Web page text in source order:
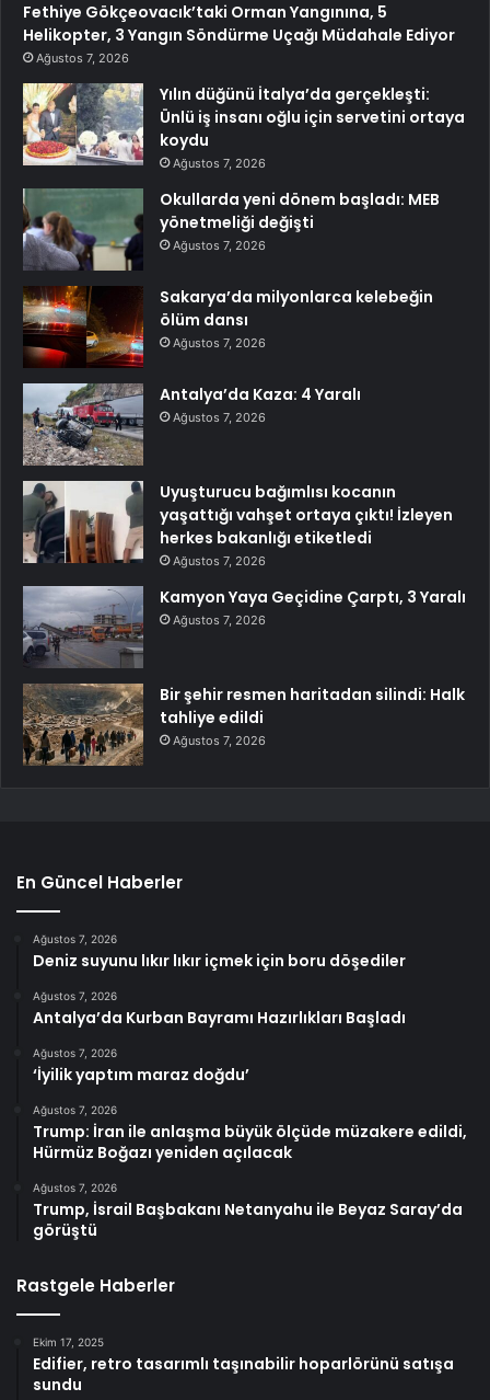
Fethiye Gökçeovacık’taki Orman Yangınına, 5
Helikopter, 3 Yangın Söndürme Uçağı Müdahale Ediyor
Ağustos 7, 2026
Yılın düğünü İtalya’da gerçekleşti:
Ünlü iş insanı oğlu için servetini ortaya
koydu
Ağustos 7, 2026
Okullarda yeni dönem başladı: MEB
yönetmeliği değişti
Ağustos 7, 2026
Sakarya’da milyonlarca kelebeğin
ölüm dansı
Ağustos 7, 2026
Antalya’da Kaza: 4 Yaralı
Ağustos 7, 2026
Uyuşturucu bağımlısı kocanın
yaşattığı vahşet ortaya çıktı! İzleyen
herkes bakanlığı etiketledi
Ağustos 7, 2026
Kamyon Yaya Geçidine Çarptı, 3 Yaralı
Ağustos 7, 2026
Bir şehir resmen haritadan silindi: Halk
tahliye edildi
Ağustos 7, 2026
En Güncel Haberler
Ağustos 7, 2026
Deniz suyunu lıkır lıkır içmek için boru döşediler
Ağustos 7, 2026
Antalya’da Kurban Bayramı Hazırlıkları Başladı
Ağustos 7, 2026
‘İyilik yaptım maraz doğdu’
Ağustos 7, 2026
Trump: İran ile anlaşma büyük ölçüde müzakere edildi,
Hürmüz Boğazı yeniden açılacak
Ağustos 7, 2026
Trump, İsrail Başbakanı Netanyahu ile Beyaz Saray’da
görüştü
Rastgele Haberler
Ekim 17, 2025
Edifier, retro tasarımlı taşınabilir hoparlörünü satışa
sundu